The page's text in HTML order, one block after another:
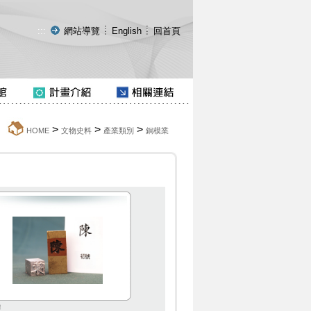
::: 網站導覽 English 回首頁
HOME> 文物史料> 產業類別 > 銅模業